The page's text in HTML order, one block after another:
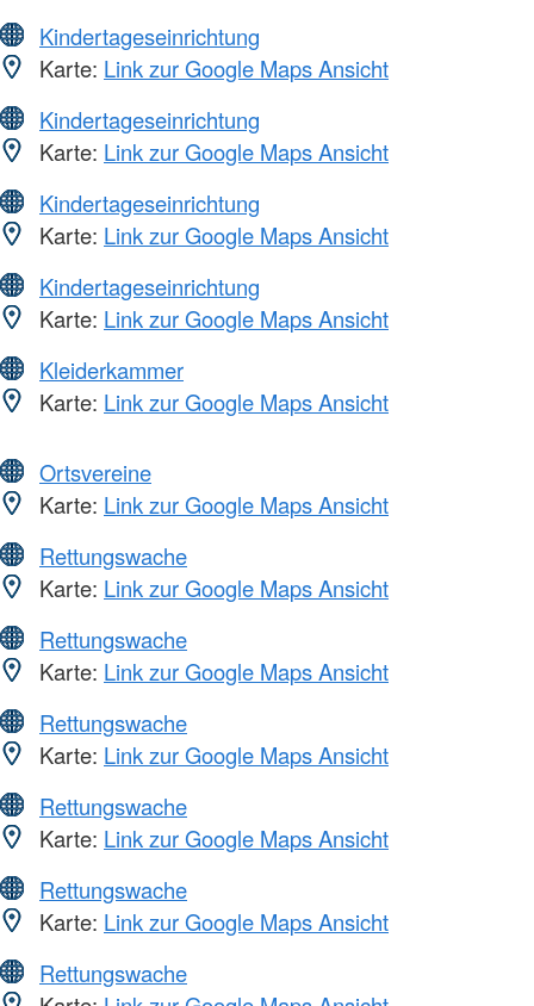
Kindertageseinrichtung
Karte: Link zur Google Maps Ansicht
Kindertageseinrichtung
Karte: Link zur Google Maps Ansicht
Kindertageseinrichtung
Karte: Link zur Google Maps Ansicht
Kindertageseinrichtung
Karte: Link zur Google Maps Ansicht
Kleiderkammer
Karte: Link zur Google Maps Ansicht
Ortsvereine
Karte: Link zur Google Maps Ansicht
Rettungswache
Karte: Link zur Google Maps Ansicht
Rettungswache
Karte: Link zur Google Maps Ansicht
Rettungswache
Karte: Link zur Google Maps Ansicht
Rettungswache
Karte: Link zur Google Maps Ansicht
Rettungswache
Karte: Link zur Google Maps Ansicht
Rettungswache